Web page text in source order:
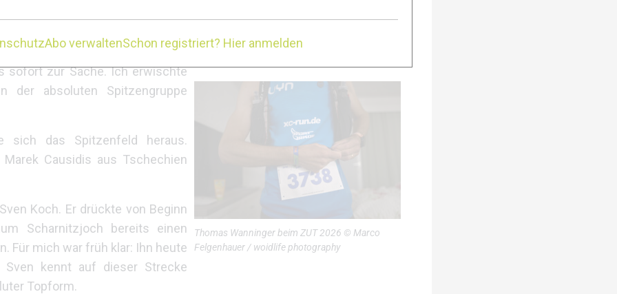
Thomas Wanninger beim ZUT 2026 © Marco
Felgenhauer / woidlife photography
sofort zur Sache. Ich erwischte
absoluten Spitzengruppe
sich das Spitzenfeld heraus.
Causidis aus Tschechien
Koch. Er drückte von Beginn
Scharnitzjoch bereits einen
Für mich war früh klar: Ihn heute
Sven kennt auf dieser Strecke
Topform.
Abo verwaltenSchon registriert? Hier anmelden